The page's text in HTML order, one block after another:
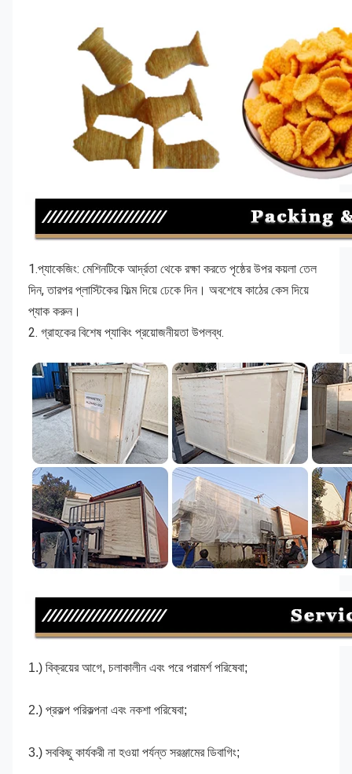
1.প্যাকেজিং: মেশিনটিকে আর্দ্রতা থেকে রক্ষা করতে পৃষ্ঠের উপর কয়লা তেল
দিন, তারপর প্লাস্টিকের ফিল্ম দিয়ে ঢেকে দিন। অবশেষে কাঠের কেস দিয়ে
প্যাক করুন।
2. গ্রাহকের বিশেষ প্যাকিং প্রয়োজনীয়তা উপলব্ধ.
1.) বিক্রয়ের আগে, চলাকালীন এবং পরে পরামর্শ পরিষেবা;
2.) প্রকল্প পরিকল্পনা এবং নকশা পরিষেবা;
3.) সবকিছু কার্যকরী না হওয়া পর্যন্ত সরঞ্জামের ডিবাগিং;